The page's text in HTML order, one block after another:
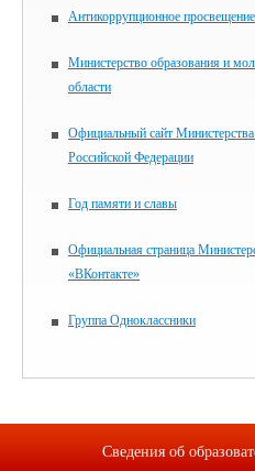
Антикоррупционное просвещение
Министерство образования и
области
Официальный сайт
Российской Федерации
Год памяти и славы
Официальная страница
«ВКонтакте»
Группа Одноклассники
Сведения об